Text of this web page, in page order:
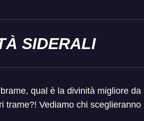
SIDERALI
qual è la divinità migliore
trame?! Vediamo chi